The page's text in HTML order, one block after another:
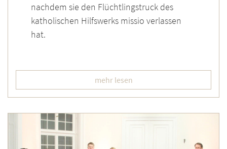
nachdem sie den Flüchtlingstruck des
katholischen Hilfswerks missio verlassen
hat.
mehr lesen